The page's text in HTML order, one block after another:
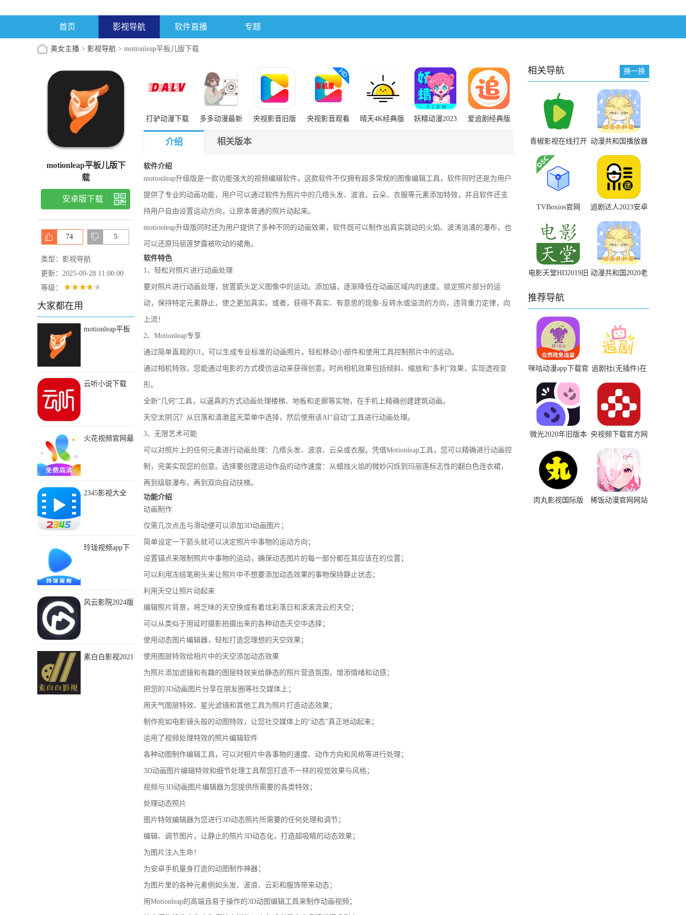
首页 影视导航 软件直播 专题
美女主播 > 影视导航 > motionleap平板儿版下载
motionleap平板儿版下
载
安卓版下载
74 5
类型：影视导航
更新：2025-09-28 11:00:00
等级：
大家都在用
motionleap平板
云听小说下载
火花视频官网最
2345影视大全
玲珑视频app下
风云影院2024版
素白白影视2021
打驴动漫下载
mac版
多多动漫最新
央视影音旧版
央视影音观看
晴天4K经典版
妖精动漫2023
爱追剧经典版
介绍 相关版本
软件介绍
motionleap升级版是一款功能强大的视频编辑软件，这款软件不仅拥有超多常规的图像编辑工具，软件同时还是为用户
提供了专业的动画功能，用户可以通过软件为照片中的几绺头发、波浪、云朵、衣服等元素添加特效，并且软件还支
持用户自由设置运动方向，让原本普通的照片动起来。
motionleap升级版同时还为用户提供了多种不同的动画效果，软件既可以制作出真实跳动的火焰、波涛汹涌的瀑布，也
可以还原玛丽莲梦露被吹动的裙角。
软件特色
1、轻松对照片进行动画处理
要对照片进行动画处理，放置箭头定义图像中的运动。添加锚，逐渐降低在动画区域内的速度。锁定照片部分的运
动，保持特定元素静止，使之更加真实。或者，获得不真实、有意思的现象-反转水或溢流的方向，违背重力定律，向
上流！
2、Motionleap专享
通过简单直观的UI，可以生成专业标准的动画照片。轻松移动小部件和使用工具控制照片中的运动。
通过相机特效，您能通过电影的方式模仿运动来获得创意。时尚相机效果包括倾斜、缩放和“多利”效果，实现透视变
形。
全新“几何”工具，以逼真的方式动画处理楼梯、地板和走廊等实物，在手机上精确创建建筑动画。
天空太阴沉？从日落和清澈蓝天菜单中选择，然后使用该AI“自动”工具进行动画处理。
3、无限艺术可能
可以对照片上的任何元素进行动画处理：几绺头发、波浪、云朵或衣服。凭借Motionleap工具，您可以精确进行动画控
制，完美实现您的创意。选择要创建运动作品的动作速度：从蜡烛火焰的微妙闪烁到玛丽莲标志性的翻白色连衣裙，
再到级联瀑布，再到双向自动扶梯。
功能介绍
动画制作
仅需几次点击与滑动便可以添加3D动画图片；
简单设定一下箭头就可以决定照片中事物的运动方向；
设置锚点来限制照片中事物的运动，确保动态图片的每一部分都在其应该在的位置；
可以利用冻结笔刷头来让照片中不想要添加动态效果的事物保持静止状态；
利用天空让照片动起来
编辑照片背景，将乏味的天空换成有着炫彩落日和滚滚流云的天空；
可以从类似于用延时摄影拍摄出来的各种动态天空中选择；
使用动态图片编辑器，轻松打造您理想的天空效果；
使用图层特效给相片中的天空添加动态效果
为照片添加滤镜和有趣的图层特效来给静态的照片营造氛围，增添情绪和动感；
把您的3D动画图片分享在朋友圈等社交媒体上；
用天气图层特效、星光滤镜和其他工具为照片打造动态效果；
制作宛如电影镜头般的动图特效，让您社交媒体上的“动态”真正地动起来；
运用了视频处理特效的照片编辑软件
各种动图制作编辑工具，可以对相片中各事物的速度、动作方向和风格等进行处理；
3D动画图片编辑特效和细节处理工具帮您打造不一样的视觉效果与风格；
视频与3D动画图片编辑器为您提供所需要的各类特效；
处理动态照片
图片特效编辑器为您进行3D动态照片所需要的任何处理和调节；
编辑、调节图片，让静止的照片3D动态化，打造超吸睛的动态效果；
为图片注入生命！
为安卓手机量身打造的动图制作神器；
为图片里的各种元素例如头发、波浪、云彩和服饰带来动态；
用Motionleap的高端且易于操作的3D动图编辑工具来制作动画视频；
相关导航 换一换
青椒影视在线打开
观看
动漫共和国播放器
电脑版安装包下载
TVBoxios官网
追剧达人2023安卓
版下载
电影天堂HD2019旧 动漫共和国2020老
推荐导航
咪咕动漫app下载官
网最新版
追剧社(无插件)在
线观看
微光2020年旧版本 央视频下载官方网
站
肉丸影视国际版 稀饭动漫官网网站